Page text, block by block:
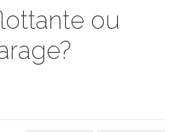
ou